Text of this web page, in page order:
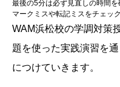
最後の5分は必ず見直しの時間を
マークミスや転記ミスをチェッ
WAM浜松校の学調対策
題を使った実践演習を
につけていきます。